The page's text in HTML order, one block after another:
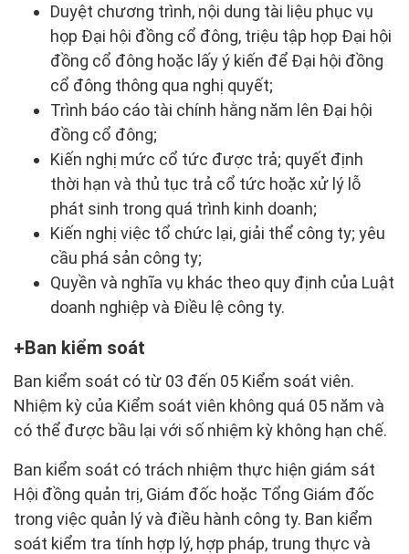
Duyệt chương trình, nội dung tài liệu phục vụ
họp Đại hội đồng cổ đông, triệu tập họp Đại hội
đồng cổ đông hoặc lấy ý kiến để Đại hội đồng
cổ đông thông qua nghị quyết;
Trình báo cáo tài chính hằng năm lên Đại hội
đồng cổ đông;
Kiến nghị mức cổ tức được trả; quyết định
thời hạn và thủ tục trả cổ tức hoặc xử lý lỗ
phát sinh trong quá trình kinh doanh;
Kiến nghị việc tổ chức lại, giải thể công ty; yêu
cầu phá sản công ty;
Quyền và nghĩa vụ khác theo quy định của Luật
doanh nghiệp và Điều lệ công ty.
Ban kiểm soát
Ban kiểm soát có từ 03 đến 05 Kiểm soát viên.
Nhiệm kỳ của Kiểm soát viên không quá 05 năm và
có thể được bầu lại với số nhiệm kỳ không hạn chế.
Ban kiểm soát có trách nhiệm thực hiện giám sát
Hội đồng quản trị, Giám đốc hoặc Tổng Giám đốc
trong việc quản lý và điều hành công ty. Ban kiểm
soát kiểm tra tính hợp lý, hợp pháp, trung thực và